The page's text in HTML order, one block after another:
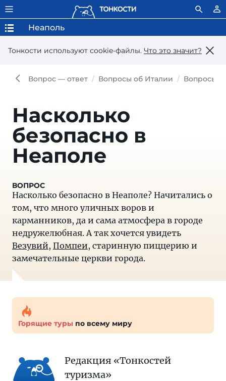
Тонкости используют сookie-файлы. Что это значит?
Неаполь
Вопрос — ответ Вопросы об Италии Вопросы о
Насколько
безопасно в
Неаполе
Насколько безопасно в Неаполе? Начитались о
том, что много уличных воров и
карманников, да и сама атмосфера в городе
недружелюбная. А так хочется увидеть
Везувий, Помпеи, старинную пиццерию и
замечательные церкви города.
Горящие туры по всему миру
Редакция «Тонкостей
туризма»